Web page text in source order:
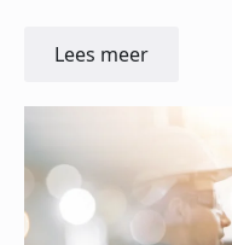
Lees meer